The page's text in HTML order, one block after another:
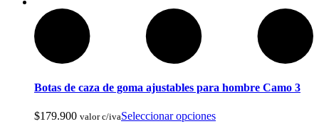
Botas de caza de goma ajustables para hombre Camo 3
$179.900 valor c/ivaSeleccionar opciones